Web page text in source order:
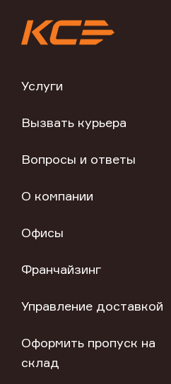
Услуги
Вызвать курьера
Вопросы и ответы
О компании
Офисы
Франчайзинг
Управление доставкой
Оформить пропуск на
склад